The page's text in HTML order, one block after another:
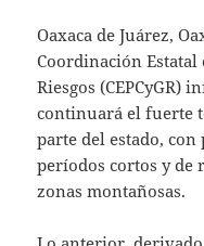
Oaxaca de Juárez,
Coordinación
Riesgos (CEPCyGR)
continuará el fuerte
parte del estado,
períodos cortos y de
zonas montañosas.